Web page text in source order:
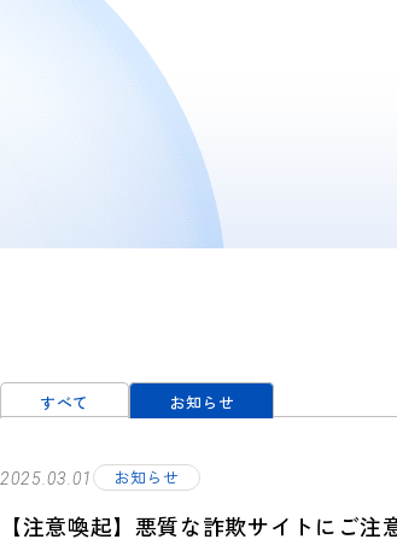
すべて お知らせ
2025.03.01 お知らせ
【注意喚起】悪質な詐欺サイトにご注